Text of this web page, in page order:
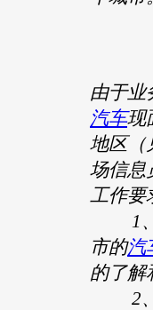
由于业
汽车现
地区（
场信息
工作要
1、
市的汽
的了解
2、